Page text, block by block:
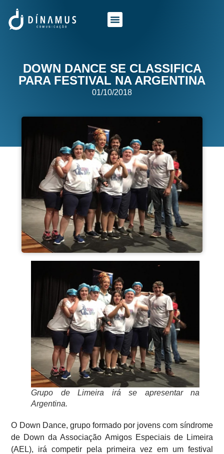
DOWN DANCE SE CLASSIFICA
PARA FESTIVAL NA ARGENTINA
01/10/2018
Grupo de Limeira irá se apresentar na
Argentina.
O Down Dance, grupo formado por jovens com síndrome
de Down da Associação Amigos Especiais de Limeira
(AEL), irá competir pela primeira vez em um festival